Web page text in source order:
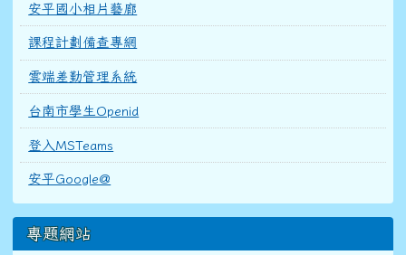
安平國小相片藝廊
課程計劃備查專網
雲端差勤管理系統
台南市學生Openid
登入MSTeams
安平Google@
專題網站